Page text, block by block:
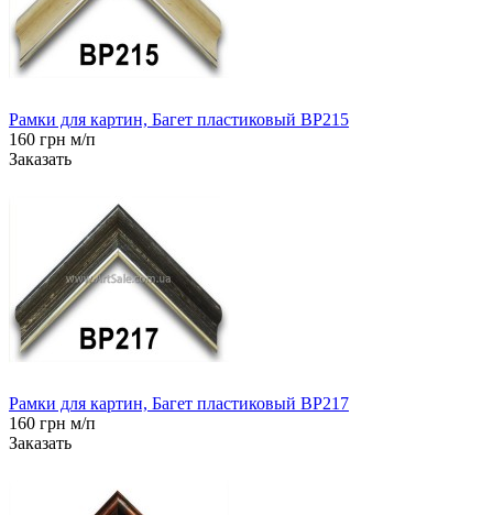
Рамки для картин, Багет пластиковый BP215
160 грн м/п
Заказать
Рамки для картин, Багет пластиковый BP217
160 грн м/п
Заказать